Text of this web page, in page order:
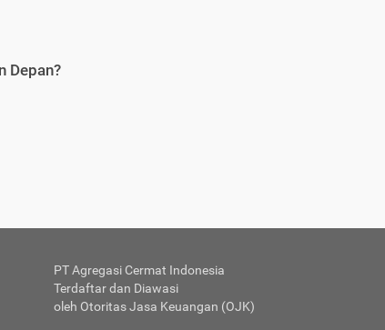
Depan?
PT Agregasi Cermat Indonesia
Terdaftar dan Diawasi
oleh Otoritas Jasa Keuangan (OJK)